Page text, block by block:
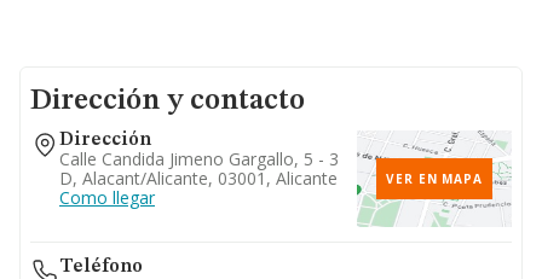
Dirección y contacto
Dirección
Calle Candida Jimeno Gargallo, 5 - 3
D, Alacant/alicante, 03001, Alicante
Como llegar
VER EN MAPA
Teléfono